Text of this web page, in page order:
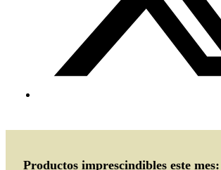
Productos imprescindibles este mes: